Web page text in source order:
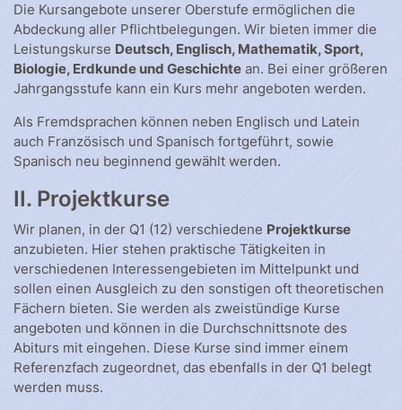
Die Kursangebote unserer Oberstufe ermöglichen die
Abdeckung aller Pflichtbelegungen. Wir bieten immer die
Leistungskurse Deutsch, Englisch, Mathematik, Sport,
Biologie, Erdkunde und Geschichte an. Bei einer größeren
Jahrgangsstufe kann ein Kurs mehr angeboten werden.
Als Fremdsprachen können neben Englisch und Latein
auch Französisch und Spanisch fortgeführt, sowie
Spanisch neu beginnend gewählt werden.
II. Projektkurse
Wir planen, in der Q1 (12) verschiedene Projektkurse
anzubieten. Hier stehen praktische Tätigkeiten in
verschiedenen Interessengebieten im Mittelpunkt und
sollen einen Ausgleich zu den sonstigen oft theoretischen
Fächern bieten. Sie werden als zweistündige Kurse
angeboten und können in die Durchschnittsnote des
Abiturs mit eingehen. Diese Kurse sind immer einem
Referenzfach zugeordnet, das ebenfalls in der Q1 belegt
werden muss.